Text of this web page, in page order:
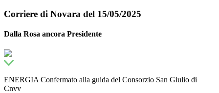
Corriere di Novara del 15/05/2025
Dalla Rosa ancora Presidente
ENERGIA Confermato alla guida del Consorzio San Giulio di
Cnvv